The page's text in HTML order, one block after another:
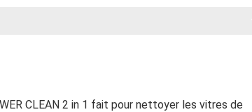
CLEAN 2 in 1 fait pour nettoyer les vitres de